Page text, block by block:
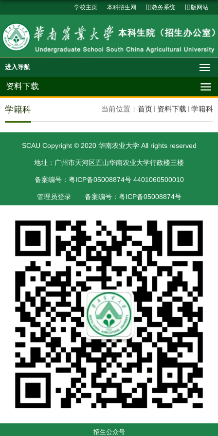
旧版网站
旧教务系统
本科招生网
学校主页
进入导航
资料下载
当前位置： 首页 资料下载 学籍科
学籍科
SCAU Copyright © 2020 华南农业大学 All rights reserved
地址：广州市天河区五山华南农业大学行政楼三楼
备案编号：粤ICP备05008874号 4401060500010
管理员登录 备案编号：粤ICP备05008874号
招生公众号